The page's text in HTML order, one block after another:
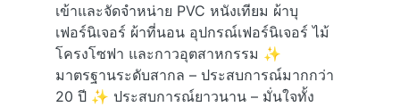
เข้าและจัดจำหน่าย PVC หนังเทียม ผ้าบุ
เฟอร์นิเจอร์ ผ้าที่นอน อุปกรณ์เฟอร์นิเจอร์ ไม้
โครงโซฟา และกาวอุตสาหกรรม ✨
มาตรฐานระดับสากล – ประสบการณ์มากกว่า
20 ปี ✨ ประสบการณ์ยาวนาน – มั่นใจทั้ง